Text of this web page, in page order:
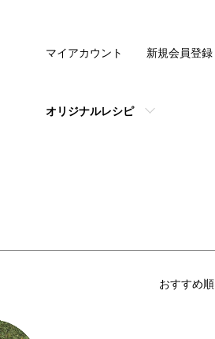
オリジナルレシピ
マイアカウント 新規会員登録
おすすめ順